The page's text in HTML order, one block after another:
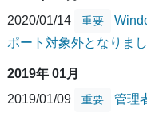
2020/01/14
重要
ポート対象外となりま
2019年 01月
2019/01/09
重要
管理